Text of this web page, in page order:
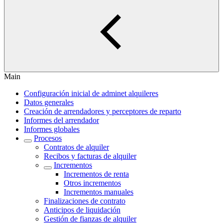
Main
Configuración inicial de adminet alquileres
Datos generales
Creación de arrendadores y perceptores de reparto
Informes del arrendador
Informes globales
Procesos
Contratos de alquiler
Recibos y facturas de alquiler
Incrementos
Incrementos de renta
Otros incrementos
Incrementos manuales
Finalizaciones de contrato
Anticipos de liquidación
Gestión de fianzas de alquiler